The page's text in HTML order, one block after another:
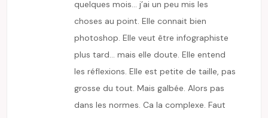
quelques mois… j’ai un peu mis les
choses au point. Elle connait bien
photoshop. Elle veut être infographiste
plus tard… mais elle doute. Elle entend
les réflexions. Elle est petite de taille, pas
grosse du tout. Mais galbée. Alors pas
dans les normes. Ca la complexe. Faut